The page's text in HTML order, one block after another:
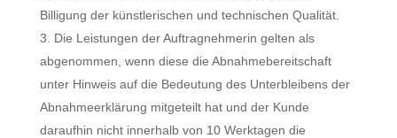
Billigung der künstlerischen und technischen Qualität.
Die Leistungen der Auftragnehmerin gelten als
abgenommen, wenn diese die Abnahmebereitschaft
unter Hinweis auf die Bedeutung des Unterbleibens der
Abnahmeerklärung mitgeteilt hat und der Kunde
daraufhin nicht innerhalb von 10 Werktagen die